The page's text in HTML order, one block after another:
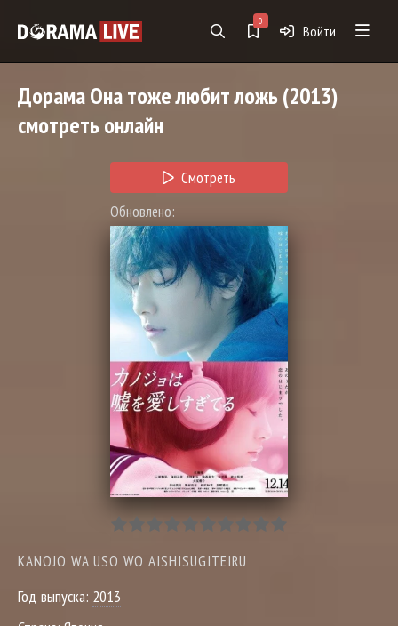
0
Войти
ДорамаОна тоже любит ложь(2013)
смотреть онлайн
Смотреть
Обновлено:
KANOJO WA USO WO AISHISUGITEIRU
Год выпуска: 2013